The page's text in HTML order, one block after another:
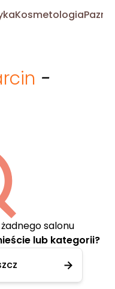
Kosmetologia
-
salonu
lub kategorii?